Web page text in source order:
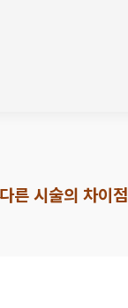
른 시술의 차이점